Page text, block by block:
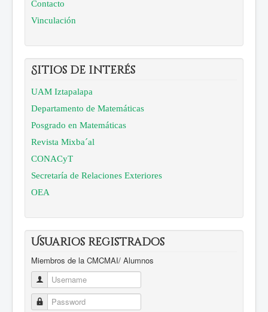
Contacto
Vinculación
Sitios de interés
UAM Iztapalapa
Departamento de Matemáticas
Posgrado en Matemáticas
Revista Mixba´al
CONACyT
Secretaría de Relaciones Exteriores
OEA
Usuarios registrados
Miembros de la CMCMAI/ Alumnos
Username
Password